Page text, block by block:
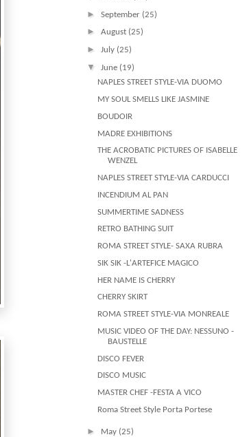
► September (25)
► August (25)
► July (25)
▼ June (19)
NAPLES STREET STYLE-VIA DUOMO
MY SOUL SMELLS LIKE JASMINE
BOUDOIR
MADRE EXHIBITIONS
THE ACROBATIC PICTURES OF ISABELLE
WENZEL
NAPLES STREET STYLE-VIA CARDUCCI
INCENDIUM AL PAN
SUMMERTIME SADNESS
RETRO BATHING SUIT
ROMA STREET STYLE- SAXA RUBRA
SIK SIK -L'ARTEFICE MAGICO
HER NAME IS CHERRY
CHERRY SKIRT
ROMA STREET STYLE-VIA MONREALE
MUSIC VIDEO OF THE DAY: NESSUNO -
BAUSTELLE
DISCO FEVER
DISCO MUSIC
MASTER CHEF -FESTA A VICO
Roma Street Style Porta Portese
► May (25)